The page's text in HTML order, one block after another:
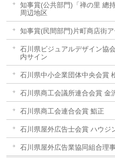
知事賞(公共部門)「禅の里 總
周辺地区
知事賞(民間部門)片町商店街
石川県ビジュアルデザイン
内サイン
石川県中小企業団体中央会賞
石川県商工会議所連合会賞 金
石川県商工会連合会賞 鮨正
石川県屋外広告士会賞 ハウジ
石川県屋外広告業協同組合理